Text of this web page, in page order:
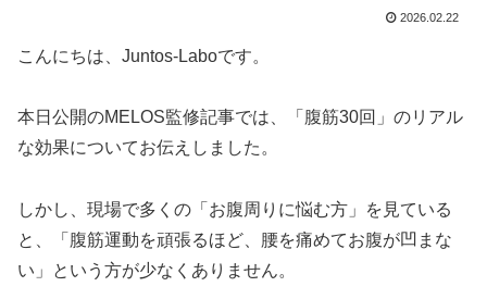
2026.02.22
こんにちは、Juntos-Laboです。
本日公開のMELOS監修記事では、「腹筋30回」のリアル
な効果についてお伝えしました。
しかし、現場で多くの「お腹周りに悩む方」を見ている
と、「腹筋運動を頑張るほど、腰を痛めてお腹が凹まな
い」という方が少なくありません。